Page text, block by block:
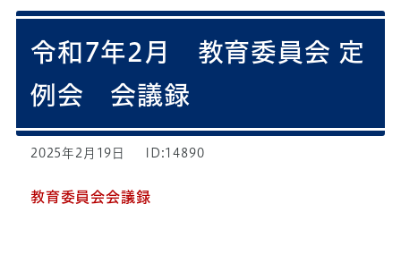
令和7年2月 教育委員会 定
例会 会議録
2025年2月19日 ID:14890
教育委員会会議録